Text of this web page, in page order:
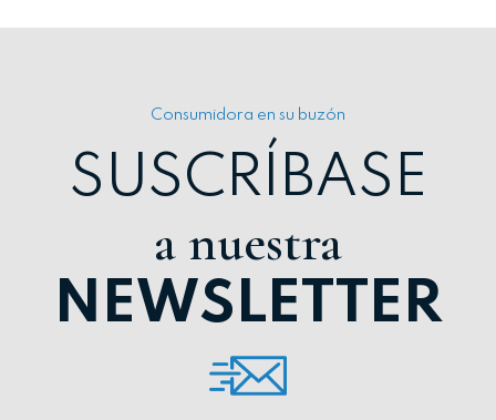
Consumidora en su buzón
SUSCRÍBASE
a nuestra
NEWSLETTER